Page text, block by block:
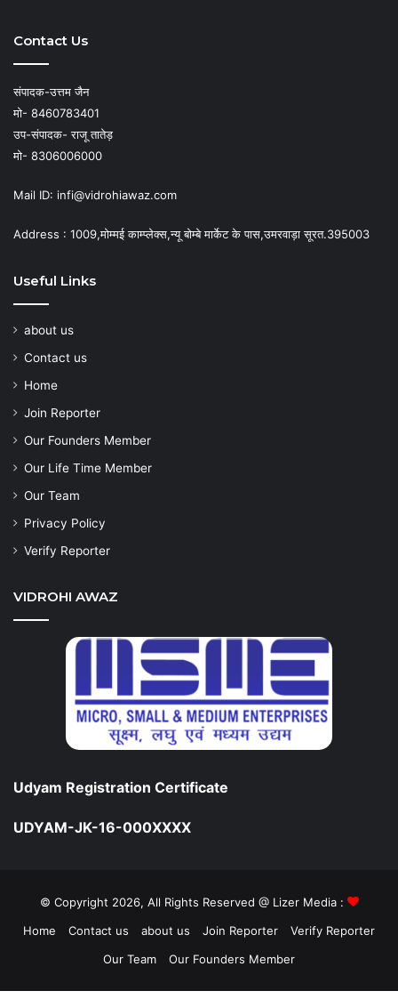
Contact Us
संपादक-उत्तम जैन
मो- 8460783401
उप-संपादक- राजू तातेड़
मो- 8306006000
Mail ID: infi@vidrohiawaz.com
Address : 1009,मोम्मई काम्प्लेक्स,न्यू बोम्बे मार्केट के पास,उमरवाड़ा सूरत.395003
Useful Links
about us
Contact us
Home
Join Reporter
Our Founders Member
Our Life Time Member
Our Team
Privacy Policy
Verify Reporter
VIDROHI AWAZ
Udyam Registration Certificate
UDYAM-JK-16-000XXXX
© Copyright 2026, All Rights Reserved @ Lizer Media :
Home
Contact us about us Join Reporter
Verify Reporter
Our Team
Our Founders Member